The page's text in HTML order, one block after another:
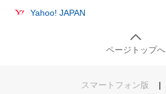
Yahoo! JAPAN
ページトップへ
スマートフォン版 |